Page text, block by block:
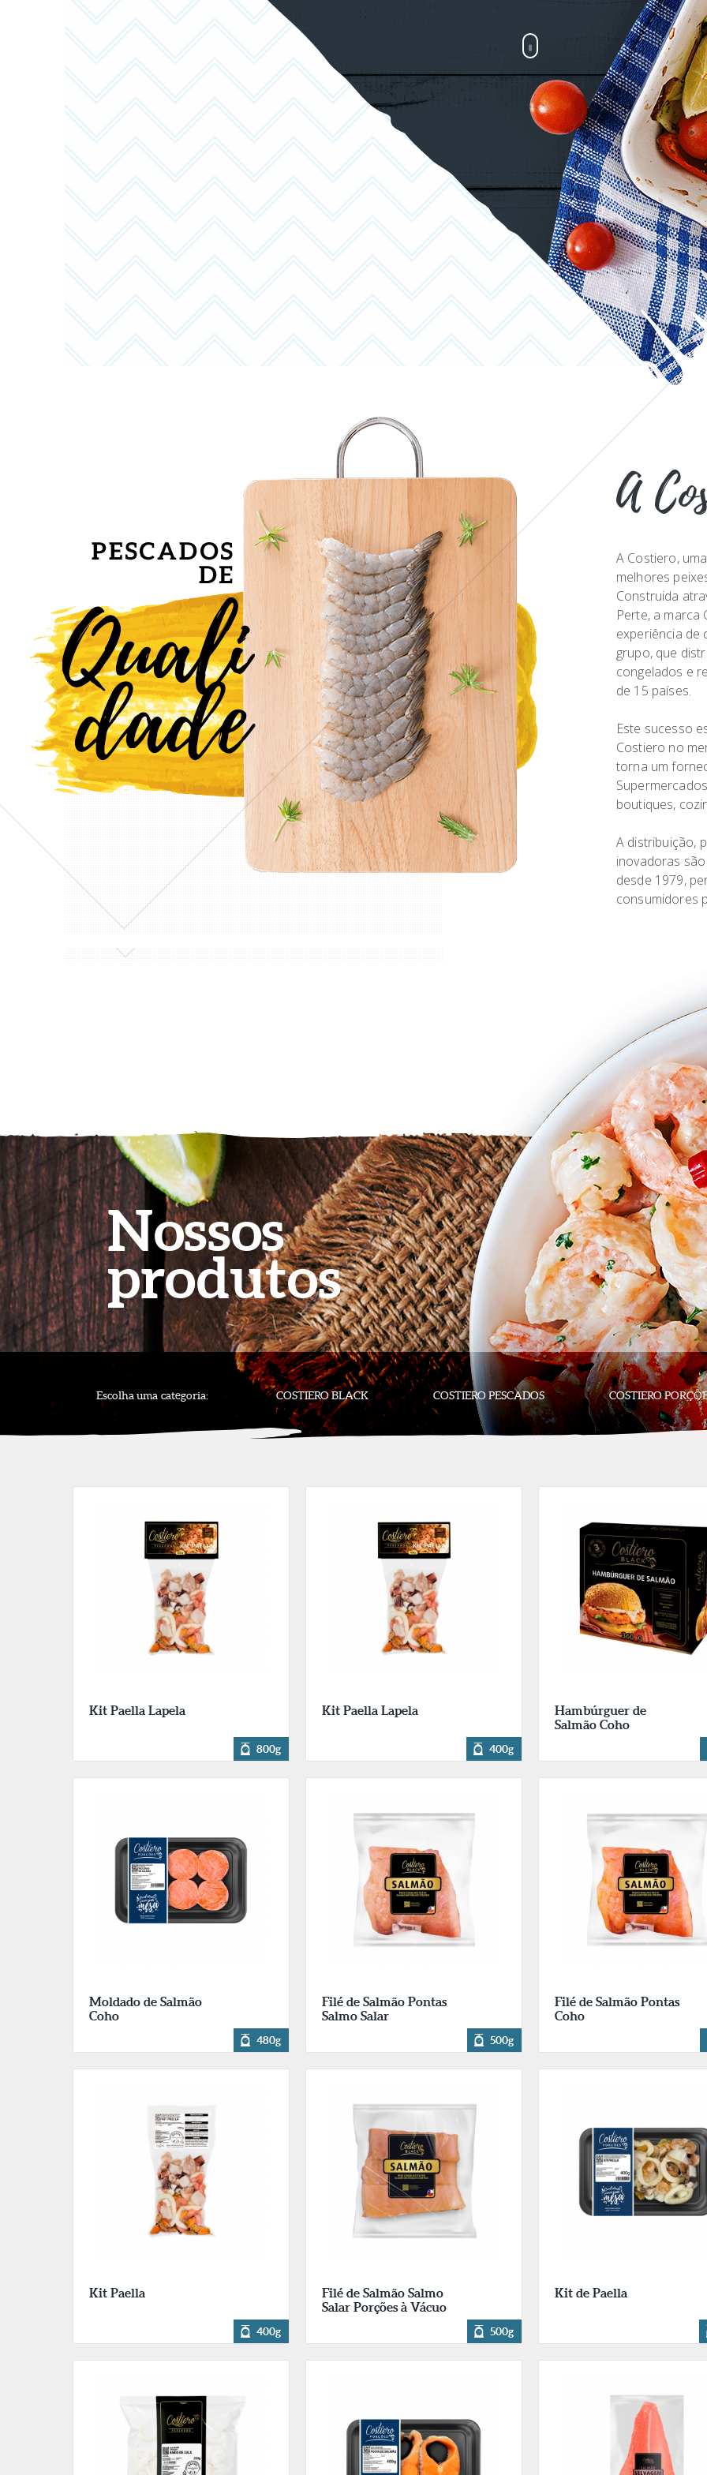
A
A Costiero,
melhores
Construida
Perte, a marca
experiência de
grupo, que
congelados e
de 15 países.
Este sucesso
Costiero no
torna um
boutiques,
A distribuição,
inovadoras
desde 1979,
consumidores
Nossos
produtos
Escolha uma categoria: COSTIERO BLACK COSTIERO PESCADOS COSTIERO
Kit Paella Lapela
800g
Kit Paella Lapela
400g
Hambúrguer de
Salmão Coho
Moldado de Salmão
Coho
480g
Filé de Salmão Pontas
Salmo Salar
500g
Filé de Salmão Pontas
Coho
Kit Paella
400g
Filé de Salmão Salmo
Salar Porções à Vácuo
500g
Kit de Paella